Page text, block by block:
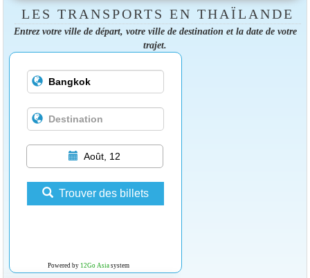
LES TRANSPORTS EN THAÏLANDE
Entrez votre ville de départ, votre ville de destination et la date de votre
trajet.
Août, 12
Trouver des billets
Powered by 12Go Asiasystem